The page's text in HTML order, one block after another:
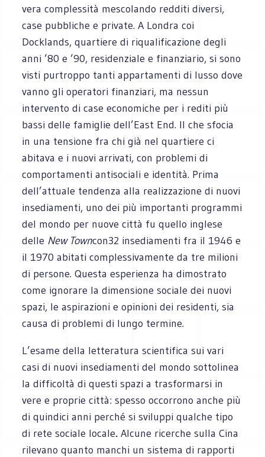
vera complessità mescolando redditi diversi,
case pubbliche e private. A Londra coi
Docklands, quartiere di riqualificazione degli
anni ’80 e ’90, residenziale e finanziario, si sono
visti purtroppo tanti appartamenti di lusso dove
vanno gli operatori finanziari, ma nessun
intervento di case economiche per i rediti più
bassi delle famiglie dell’East End. Il che sfocia
in una tensione fra chi già nel quartiere ci
abitava e i nuovi arrivati, con problemi di
comportamenti antisociali e identità. Prima
dell’attuale tendenza alla realizzazione di nuovi
insediamenti, uno dei più importanti programmi
del mondo per nuove città fu quello inglese
delle New Towncon32 insediamenti fra il 1946 e
il 1970 abitati complessivamente da tre milioni
di persone. Questa esperienza ha dimostrato
come ignorare la dimensione sociale dei nuovi
spazi, le aspirazioni e opinioni dei residenti, sia
causa di problemi di lungo termine.
L’esame della letteratura scientifica sui vari
casi di nuovi insediamenti del mondo sottolinea
la difficoltà di questi spazi a trasformarsi in
vere e proprie città: spesso occorrono anche più
di quindici anni perché si sviluppi qualche tipo
di rete sociale locale. Alcune ricerche sulla Cina
rilevano quanto manchi un sistema di rapporti